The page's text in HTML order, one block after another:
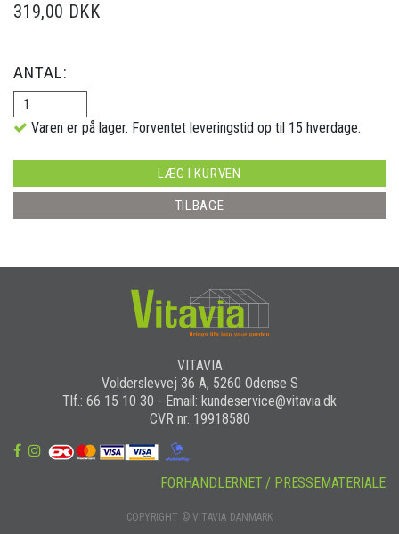
319,00 DKK
ANTAL:
Varen er på lager. Forventet leveringstid op til 15 hverdage.
LÆG I KURVEN
TILBAGE
VITAVIA
Volderslevvej 36 A, 5260 Odense S
Tlf.: 66 15 10 30 - Email: kundeservice@vitavia.dk
CVR nr. 19918580
COPYRIGHT © VITAVIA DANMARK
FORHANDLERNET / PRESSEMATERIALE